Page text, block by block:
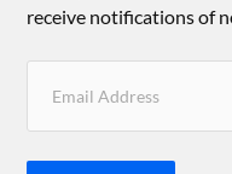
receive notifications of